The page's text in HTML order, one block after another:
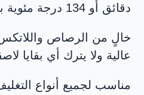
دقائق أو 134 درجة مئوية بعد دقيقتين.
خالٍ من الرصاص
عالية ولا يترك أي بقايا
مناسب لجميع أنواع